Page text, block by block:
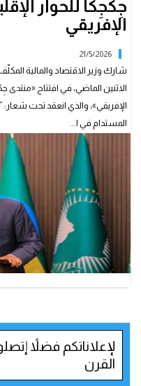
جِكجِكا للحوار
الإفريقي
21/5/2026
شارك وزير الاقتصاد والمالية
الاثنين الماضي، في افتتاح «منتدى
الإفريقي»، والذي انعقد تحت شعار:
المستدام في ا...
لإعلاناتكم فضلاً
القرن